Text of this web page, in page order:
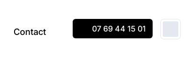
Contact 07 69 44 15 01